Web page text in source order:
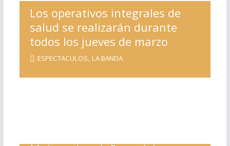
Los operativos integrales de
salud se realizarán durante
todos los jueves de marzo
ESPECTACULOS, LA BANDA